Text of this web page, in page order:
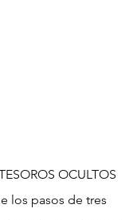
OCULTOS
los pasos de tres